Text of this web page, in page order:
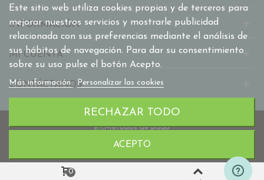
Este sitio web utiliza cookies propias y de terceros para
mejorar nuestros servicios y mostrarle publicidad
relacionada con sus preferencias mediante el análisis de
sus hábitos de navegación. Para dar su consentimiento
sobre su uso pulse el botón Acepto.
Más información Personalizar las cookies
RECHAZAR TODO
ACEPTO
INFORMACIÓN
MI CUENTA
CONTÁCTANOS
© 2010-2025 mabaonline.com
0